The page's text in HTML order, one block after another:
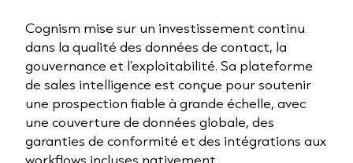
Cognism mise sur un investissement continu
dans la qualité des données de contact, la
gouvernance et l’exploitabilité. Sa plateforme
de sales intelligence est conçue pour soutenir
une prospection fiable à grande échelle, avec
une couverture de données globale, des
garanties de conformité et des intégrations aux
workflows incluses nativement.